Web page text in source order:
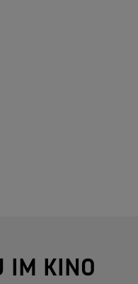
IM KINO